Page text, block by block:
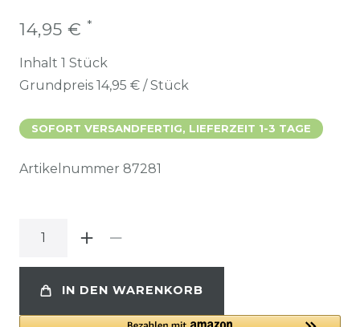
14,95 € *
Inhalt 1 Stück
Grundpreis 14,95 € / Stück
SOFORT VERSANDFERTIG, LIEFERZEIT 1-3 TAGE
Artikelnummer 87281
IN DEN WARENKORB